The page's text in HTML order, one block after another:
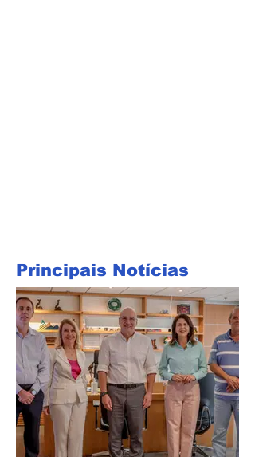
Principais Notícias